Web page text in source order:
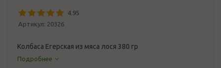
4.95
Артикул: 20326
Колбаса Егерская из мяса лося 380 гр
Подробнее